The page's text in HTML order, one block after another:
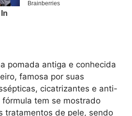
pomada antiga e conhecida
famosa por suas
cicatrizantes e anti-
tem se mostrado
tratamentos de pele, sendo